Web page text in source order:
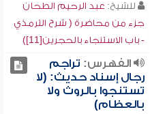
للشيخ: عبد الرحيم الطحان
جزء من محاضرة ( شرح الترمذي
- باب الاستنجاء بالحجرين[11])
الفهرس: تراجم
رجال إسناد حديث: (لا
تستنجوا بالروث ولا
بالعظام)